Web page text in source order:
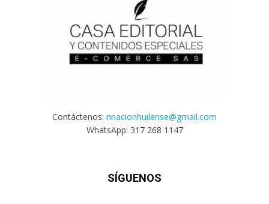
Contáctenos: nnacionhuilense@gmail.com
WhatsApp: 317 268 1147
SÍGUENOS